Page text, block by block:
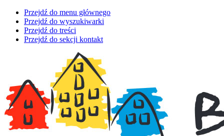
Przejdź do menu głównego
Przejdź do wyszukiwarki
Przejdź do treści
Przejdź do sekcji kontakt